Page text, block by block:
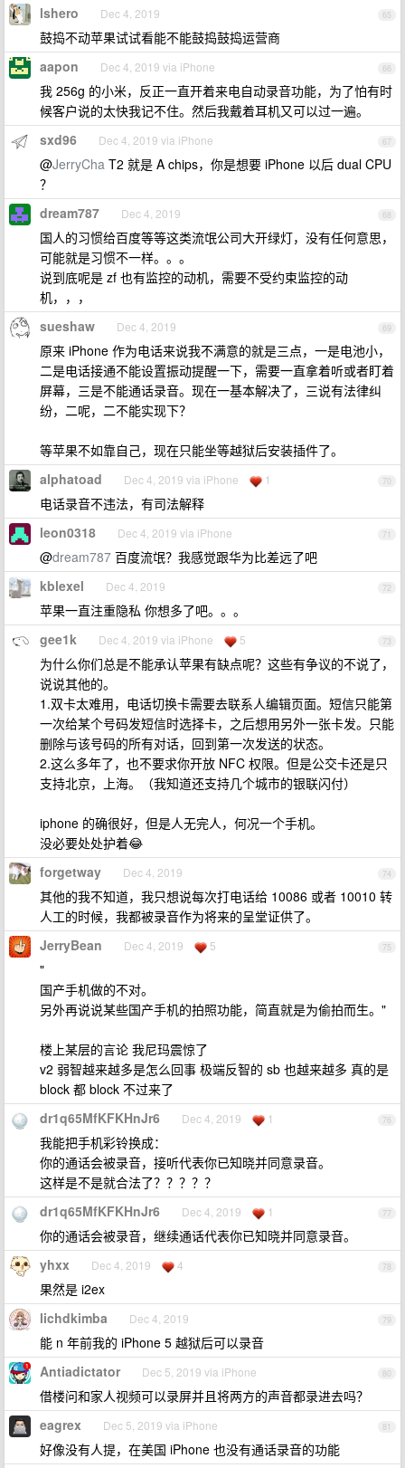
65
lshero Dec 4, 2019
鼓捣不动苹果试试看能不能鼓捣鼓捣运营商
66
aapon Dec 4, 2019 via iPhone
我 256g 的小米，反正一直开着来电自动录音功能，为了怕有时
候客户说的太快我记不住。然后我戴着耳机又可以过一遍。
67
sxd96 Dec 4, 2019 via iPhone
@JerryCha T2 就是 A chips，你是想要 iPhone 以后 dual CPU
？
68
dream787 Dec 4, 2019
国人的习惯给百度等等这类流氓公司大开绿灯，没有任何意思，
可能就是习惯不一样。。。
说到底呢是 zf 也有监控的动机，需要不受约束监控的动
机，，，
69
sueshaw Dec 4, 2019
原来 iPhone 作为电话来说我不满意的就是三点，一是电池小，
二是电话接通不能设置振动提醒一下，需要一直拿着听或者盯着
屏幕，三是不能通话录音。现在一基本解决了，三说有法律纠
纷，二呢，二不能实现下？
等苹果不如靠自己，现在只能坐等越狱后安装插件了。
70
alphatoad Dec 4, 2019 via iPhone 1
电话录音不违法，有司法解释
71
leon0318 Dec 4, 2019 via iPhone
@dream787 百度流氓？我感觉跟华为比差远了吧
72
kblexel Dec 4, 2019
苹果一直注重隐私 你想多了吧。。。
73
gee1k Dec 4, 2019 via iPhone 5
为什么你们总是不能承认苹果有缺点呢？这些有争议的不说了，
说说其他的。
1.双卡太难用，电话切换卡需要去联系人编辑页面。短信只能第
一次给某个号码发短信时选择卡，之后想用另外一张卡发。只能
删除与该号码的所有对话，回到第一次发送的状态。
2.这么多年了，也不要求你开放 NFC 权限。但是公交卡还是只
支持北京，上海。（我知道还支持几个城市的银联闪付）
iphone 的确很好，但是人无完人，何况一个手机。
没必要处处护着😂
74
forgetway Dec 4, 2019
其他的我不知道，我只想说每次打电话给 10086 或者 10010 转
人工的时候，我都被录音作为将来的呈堂证供了。
75
JerryBean Dec 4, 2019 5
"
国产手机做的不对。
另外再说说某些国产手机的拍照功能，简直就是为偷拍而生。"
楼上某层的言论 我尼玛震惊了
v2 弱智越来越多是怎么回事 极端反智的 sb 也越来越多 真的是
block 都 block 不过来了
76
dr1q65MfKFKHnJr6 Dec 4, 2019 1
我能把手机彩铃换成：
你的通话会被录音，接听代表你已知晓并同意录音。
这样是不是就合法了？？？？？
77
dr1q65MfKFKHnJr6 Dec 4, 2019 1
你的通话会被录音，继续通话代表你已知晓并同意录音。
78
yhxx Dec 4, 2019 4
果然是 i2ex
79
lichdkimba Dec 4, 2019
能 n 年前我的 iPhone 5 越狱后可以录音
80
Antiadictator Dec 5, 2019 via iPhone
借楼问和家人视频可以录屏并且将两方的声音都录进去吗？
81
eagrex Dec 5, 2019 via iPhone
好像没有人提，在美国 iPhone 也没有通话录音的功能